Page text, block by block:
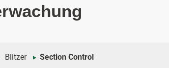
Blitzer Section Control